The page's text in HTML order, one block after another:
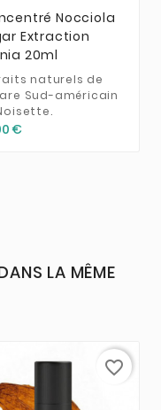
Nocciola
Extraction
20ml
naturels de
Sud-américain
€
LA MÊME
favorite_border